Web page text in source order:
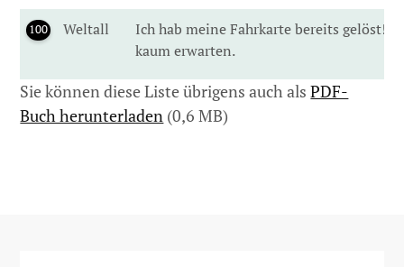
100 Weltall
Ich hab meine Fahrkarte bereits gelöst!
kaum erwarten.
Sie können diese Liste übrigens auch alsPDF-
Buch herunterladen (0,6 MB)